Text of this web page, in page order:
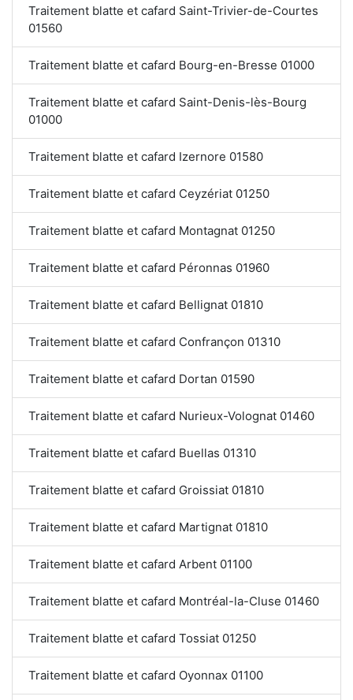
Traitement blatte et cafard Saint-Trivier-de-Courtes
01560
Traitement blatte et cafard Bourg-en-Bresse 01000
Traitement blatte et cafard Saint-Denis-lès-Bourg
01000
Traitement blatte et cafard Izernore 01580
Traitement blatte et cafard Ceyzériat 01250
Traitement blatte et cafard Montagnat 01250
Traitement blatte et cafard Péronnas 01960
Traitement blatte et cafard Bellignat 01810
Traitement blatte et cafard Confrançon 01310
Traitement blatte et cafard Dortan 01590
Traitement blatte et cafard Nurieux-Volognat 01460
Traitement blatte et cafard Buellas 01310
Traitement blatte et cafard Groissiat 01810
Traitement blatte et cafard Martignat 01810
Traitement blatte et cafard Arbent 01100
Traitement blatte et cafard Montréal-la-Cluse 01460
Traitement blatte et cafard Tossiat 01250
Traitement blatte et cafard Oyonnax 01100